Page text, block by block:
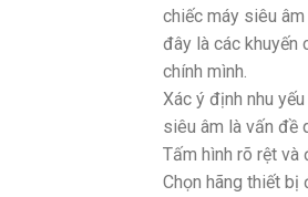
chiếc máy siêu
đây là các khuyến
chính mình.
Xác ý định nhu
siêu âm là vấn đề
Tấm hình rõ rệt và
Chọn hãng thiết bị